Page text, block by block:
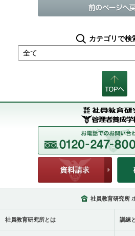
カテゴリで検
社員教育研究所
社員教育研究所とは 訓練